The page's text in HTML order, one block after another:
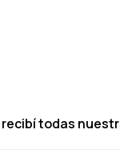
recibí todas